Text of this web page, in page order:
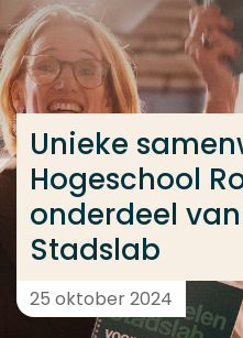
Ga direct naar de content
... > Unieke
Unieke
Hogeschool
onderdeel
Stadslab
25 oktober 2024
Veel gezocht
Opleiding
Contact